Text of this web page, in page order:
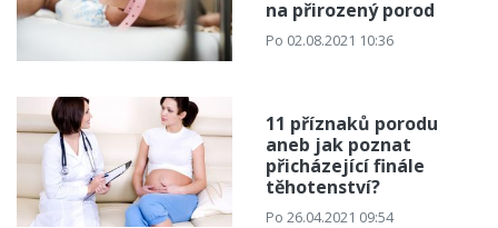
na přirozený porod
Po 02.08.2021 10:36
11 příznaků porodu
aneb jak poznat
přicházející finále
těhotenství?
Po 26.04.2021 09:54